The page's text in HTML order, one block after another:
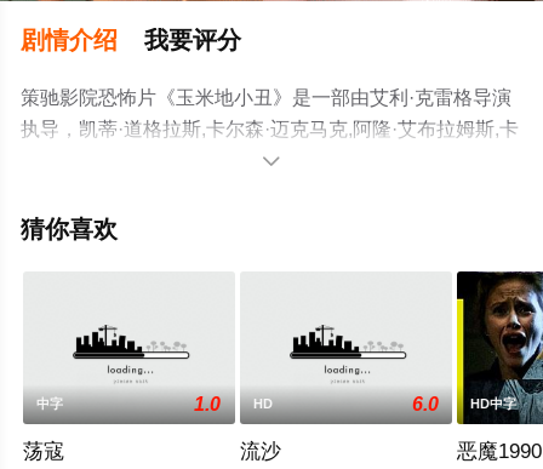
剧情介绍 我要评分
策驰影院恐怖片《玉米地小丑》是一部由艾利·克雷格导演
执导，凯蒂·道格拉斯,卡尔森·迈克马克,阿隆·艾布拉姆斯,卡
桑德拉·波滕扎,维丽蒂·马克斯,Vincent,Muller,威尔·萨索,凯
克,Alexandre,Martin,Deakin,Dylan,McEwan,Kaitlyn,Bacon,
完整版电影大全就上策驰电影网，更多相关信息可移步至

猜你喜欢
中字 1.0
荡寇
HD 6.0
流沙
HD中字
恶魔1990